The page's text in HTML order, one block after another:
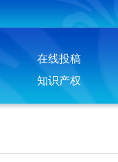
在线投稿
知识产权